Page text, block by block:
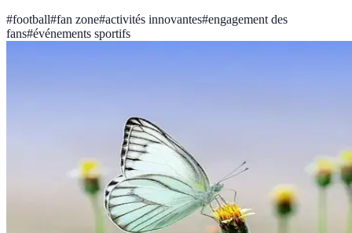
#football#fan zone#activités innovantes#engagement des
fans#événements sportifs